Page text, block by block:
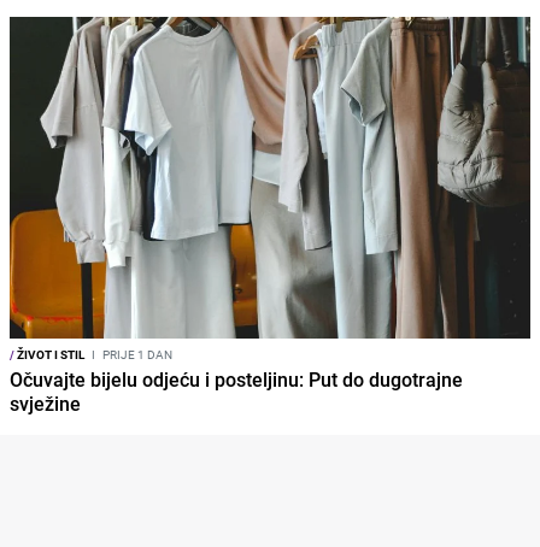
/ŽIVOT I STIL I PRIJE 1 DAN
Očuvajte bijelu odjeću i posteljinu: Put do dugotrajne
svježine